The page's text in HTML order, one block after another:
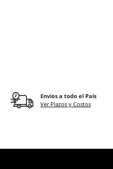
Envios a todo el País
Ver Plazos y Costos